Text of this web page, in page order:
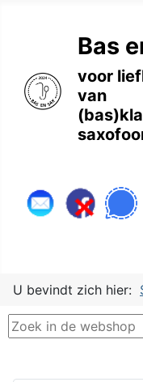
Bas
voor
van
U bevindt zich hier: